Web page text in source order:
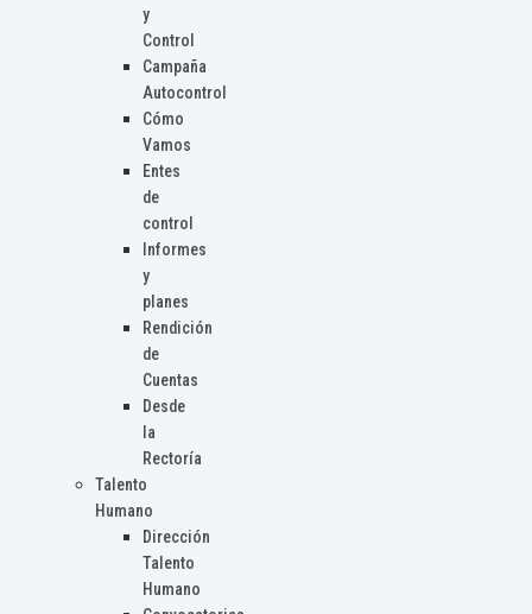
y
Control
Campaña
Autocontrol
Cómo
Vamos
Entes
de
control
Informes
y
planes
Rendición
de
Cuentas
Desde
la
Rectoría
Talento
Humano
Dirección
Talento
Humano